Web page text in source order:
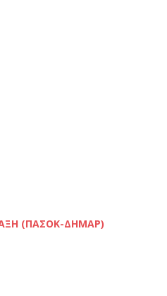
(ΠΑΣΟΚ-ΔΗΜΑΡ)